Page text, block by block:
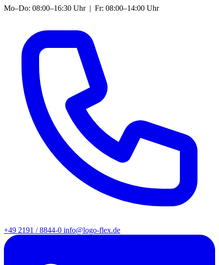
Mo–Do: 08:00–16:30 Uhr | Fr: 08:00–14:00 Uhr
+49 2191 / 8844-0 info@logo-flex.de